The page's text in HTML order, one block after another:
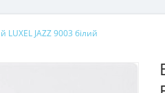
JAZZ 9003 білий